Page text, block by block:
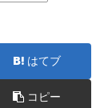
はてブ
コピー